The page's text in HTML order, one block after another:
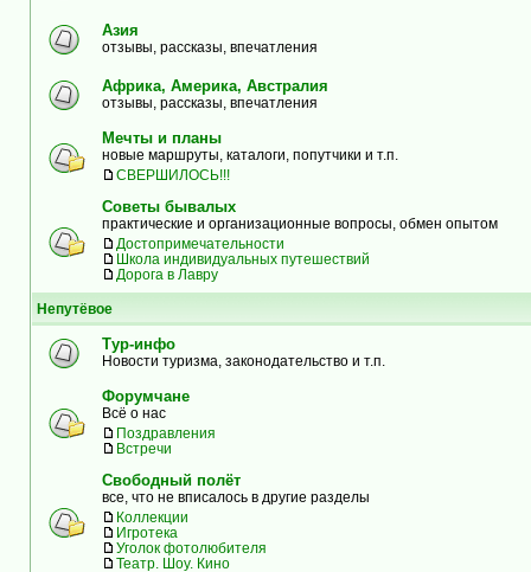
Азия
отзывы, рассказы, впечатления
Африка, Америка, Австралия
отзывы, рассказы, впечатления
Мечты и планы
новые маршруты, каталоги, попутчики и т.п.
СВЕРШИЛОСЬ!!!
Советы бывалых
практические и организационные вопросы, обмен опытом
Достопримечательности
Школа индивидуальных путешествий
Дорога в Лавру
Непутёвое
Тур-инфо
Новости туризма, законодательство и т.п.
Форумчане
Всё о нас
Поздравления
Встречи
Свободный полёт
все, что не вписалось в другие разделы
Коллекции
Игротека
Уголок фотолюбителя
Театр. Шоу. Кино